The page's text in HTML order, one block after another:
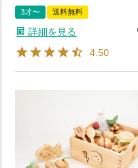
3才〜 送料無料
詳細を見る
4.50